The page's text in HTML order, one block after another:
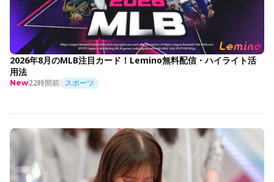
2026年8月のMLB注目カード！Lemino無料配信・ハイライト活
用法
New22時間前 スポーツ